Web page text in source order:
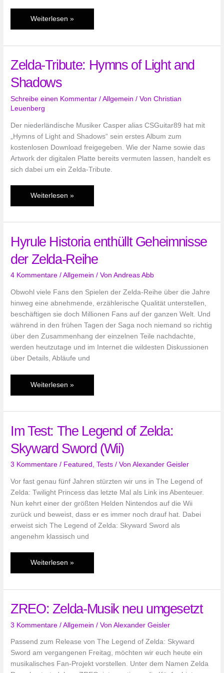
Schreiben
wie
Weiterlesen »
Zelda-Tribute: Hymns of Light and
Shadows
Schreibe einen Kommentar /Allgemein / VonChristian
Leuenberg
Der niederländische Musiker Casper alias CSGuitar89 hat mit
„Hymns of Light and Shadows“ sein erstes Album zum
kostenlosen Download freigegeben. Wie der Name sowie das
Artwork der digitalen Platte bereits vermuten lassen, handelt es
sich dabei um ein Zelda-Tribute.
Zelda-
Tribute:
Light
Shadows
Weiterlesen »
Hyrule Historia enthüllt Geheimnisse
der Zelda-Reihe
4 Kommentare /Allgemein / VonAndreas Abb
Obwohl viele Fans den Spielen der Zelda-Reihe über die Jahre
hinweg eine abnehmende, erzählerische Qualität unterstellen,
beschäftigen sie doch Millionen Fans auf der ganzen Welt. Und
während in den frühen Tagen der Saga noch niemand so richtig
über den Zusammenhang der einzelnen Teile nachdachte,
werden heutzutage und im Internet die wildesten Diskussionen
über Details, Abläufe und
Hyrule
Historia
der
Reihe
Weiterlesen »
Im Test: The Legend of Zelda:
Skyward Sword (Wii)
3 Kommentare / Featured ,Tests / VonAlexander Geisler
Vor fast genau fünf Jahren stürzten wir uns in The Legend of
Zelda: Twilight Princess das letzte Mal als Link ins Abenteuer.
Nun kehrt einer der größten Helden Nintendos auf die Wii
zurück und beweist, dass er es immer noch drauf hat. Dabei
erweist sich The Legend of Zelda: Skyward Sword als
angenehm klassisch und
Im
Test:
of
Skyward
Sword
(Wii)
Weiterlesen »
ZREO: Zelda-Musik neu umgesetzt
3 Kommentare /Allgemein / VonAlexander Geisler
Passend zum Release von The Legend of Zelda: Skyward
Sword am vergangenen Freitag, möchten wir euch heute ein
musikalisches Fan-Projekt vorstellen. Unter dem Namen Zelda